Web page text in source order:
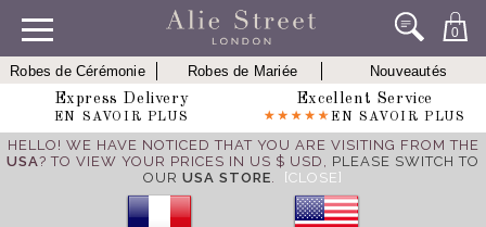
0
Robes de Cérémonie Robes de Mariée
Nouveautés
Express Delivery
EN SAVOIR PLUS
Excellent Service
EN SAVOIR PLUS
HELLO! WE HAVE NOTICED THAT YOU ARE VISITING FROM THE
USA? TO VIEW YOUR PRICES IN US $ USD, PLEASE SWITCH TO
OUR USA STORE. [CLOSE]